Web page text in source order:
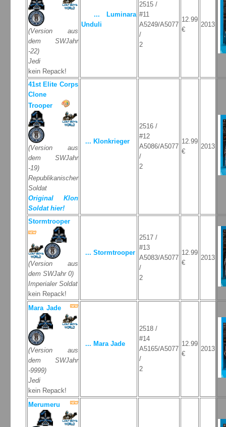
(Version aus
dem SWJahr
-22)
Jedi
kein Repack!
... Luminara
Unduli
2515 /
#11
A5249/A5077
/
2
12.99
€
2013
41st Elite Corps
Clone
Trooper
(Version aus
dem SWJahr
-19)
Republikanischer
Soldat
Original Klon
Soldat hier!
... Klonkrieger
2516 /
#12
A5086/A5077
/
2
12.99
€
2013
Stormtrooper
(Version aus
dem SWJahr 0)
Imperialer Soldat
kein Repack!
... Stormtrooper
2517 /
#13
A5083/A5077
/
2
12.99
€
2013
Mara Jade
(Version aus
dem SWJahr
-9999)
Jedi
kein Repack!
... Mara Jade
2518 /
#14
A5165/A5077
/
2
12.99
€
2013
Merumeru